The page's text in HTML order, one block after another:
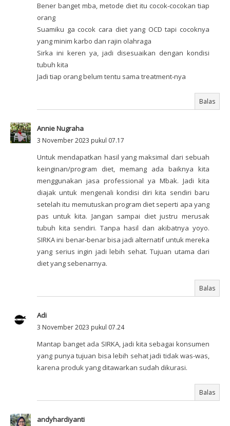
Bener banget mba, metode diet itu cocok-cocokan tiap
orang
Suamiku ga cocok cara diet yang OCD tapi cocoknya
yang minim karbo dan rajin olahraga
Sirka ini keren ya, jadi disesuaikan dengan kondisi
tubuh kita
Jadi tiap orang belum tentu sama treatment-nya
Balas
Annie Nugraha
3 November 2023 pukul 07.17
Untuk mendapatkan hasil yang maksimal dari sebuah
keinginan/program diet, memang ada baiknya kita
menggunakan jasa professional ya Mbak. Jadi kita
diajak untuk mengenali kondisi diri kita sendiri baru
setelah itu memutuskan program diet seperti apa yang
pas untuk kita. Jangan sampai diet justru merusak
tubuh kita sendiri. Tanpa hasil dan akibatnya yoyo.
SIRKA ini benar-benar bisa jadi alternatif untuk mereka
yang serius ingin jadi lebih sehat. Tujuan utama dari
diet yang sebenarnya.
Balas
Adi
3 November 2023 pukul 07.24
Mantap banget ada SIRKA, jadi kita sebagai konsumen
yang punya tujuan bisa lebih sehat jadi tidak was-was,
karena produk yang ditawarkan sudah dikurasi.
Balas
andyhardiyanti